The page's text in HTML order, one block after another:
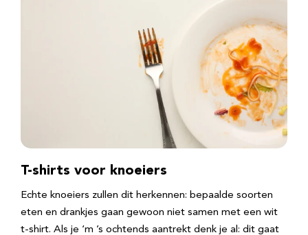
T-shirts voor knoeiers
Echte knoeiers zullen dit herkennen: bepaalde soorten
eten en drankjes gaan gewoon niet samen met een wit
t-shirt. Als je ‘m ’s ochtends aantrekt denk je al: dit gaat